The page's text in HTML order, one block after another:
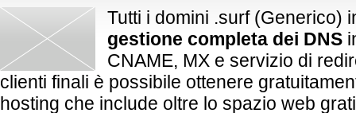
Tutti i domini .surf (Generico)
gestione completa dei DNS
CNAME, MX e servizio di
clienti finali è possibile ottenere
hosting che include oltre lo spazio web